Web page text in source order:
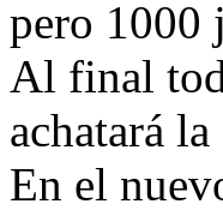
pero 1000
Al final
achatará
En el